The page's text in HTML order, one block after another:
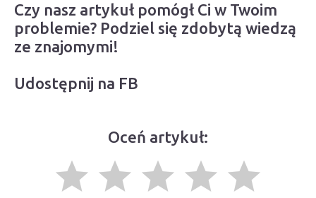
Czy nasz artykuł pomógł Ci w Twoim
problemie? Podziel się zdobytą wiedzą
ze znajomymi!
Udostępnij na FB
Oceń artykuł:
grade grade grade grade grade